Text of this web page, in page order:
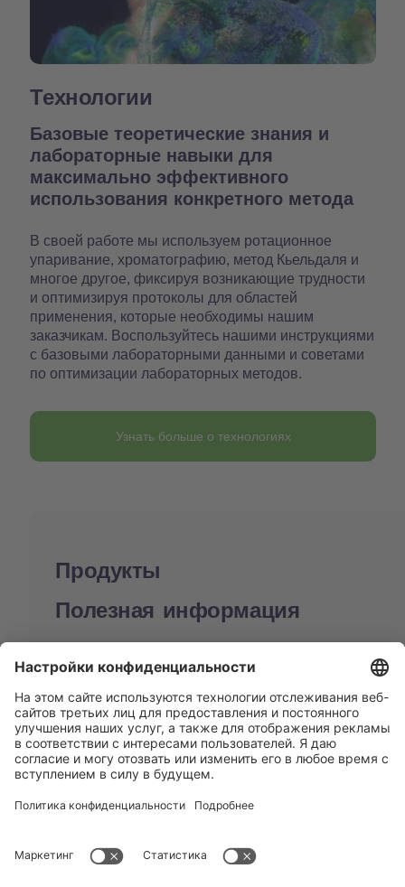
Технологии
Базовые теоретические знания и
лабораторные навыки для
максимально эффективного
использования конкретного метода
В своей работе мы используем ротационное
упаривание, хроматографию, метод Кьельдаля и
многое другое, фиксируя возникающие трудности
и оптимизируя протоколы для областей
применения, которые необходимы нашим
заказчикам. Воспользуйтесь нашими инструкциями
с базовыми лабораторными данными и советами
по оптимизации лабораторных методов.
Узнать больше о технологиях
Продукты
Полезная информация
BUCHI World
Поддержка
Shop
Contact us
Быстрые ссылки